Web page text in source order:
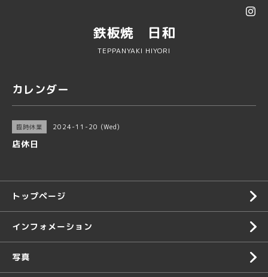
鉄板焼 日和
TEPPANYAKI HIYORI
カレンダー
臨時休業 2024-11-20 (Wed)
店休日
トップページ
インフォメーション
写真